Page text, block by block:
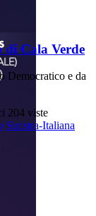
di Cala Verde
Democratico e da
204 viste
Sinistra-Italiana